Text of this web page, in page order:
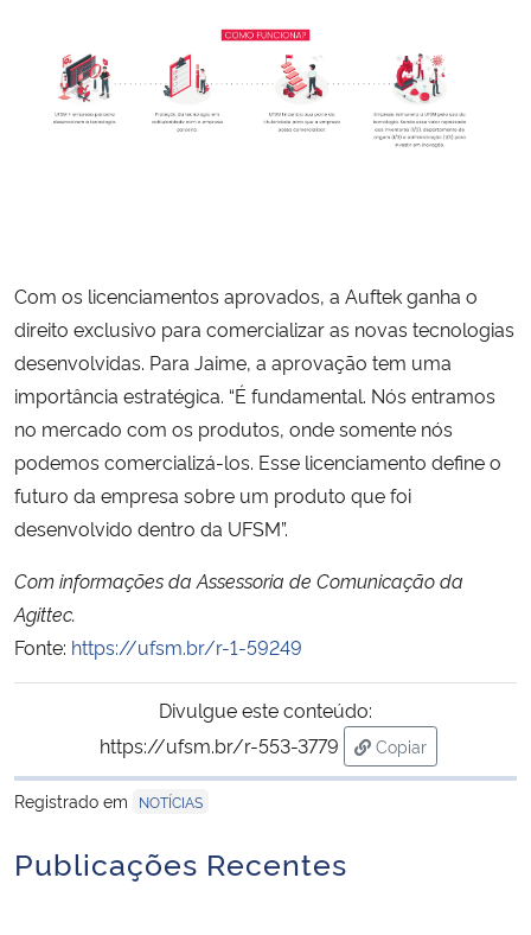
Com os licenciamentos aprovados, a Auftek ganha o
direito exclusivo para comercializar as novas tecnologias
desenvolvidas. Para Jaime, a aprovação tem uma
importância estratégica. “É fundamental. Nós entramos
no mercado com os produtos, onde somente nós
podemos comercializá-los. Esse licenciamento define o
futuro da empresa sobre um produto que foi
desenvolvido dentro da UFSM”.
Com informações da Assessoria de Comunicação da
Agittec.
Fonte: https://ufsm.br/r-1-59249
Divulgue este conteúdo:
https://ufsm.br/r-553-3779
Copiar
para área de
Registrado em
NOTÍCIAS
Publicações Recentes